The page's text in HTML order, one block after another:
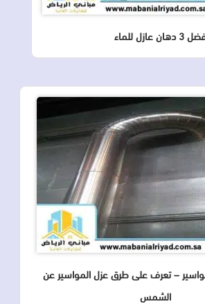
دهان عازل للماء
– تعرف على طرق عزل المواسير عن
الشمس